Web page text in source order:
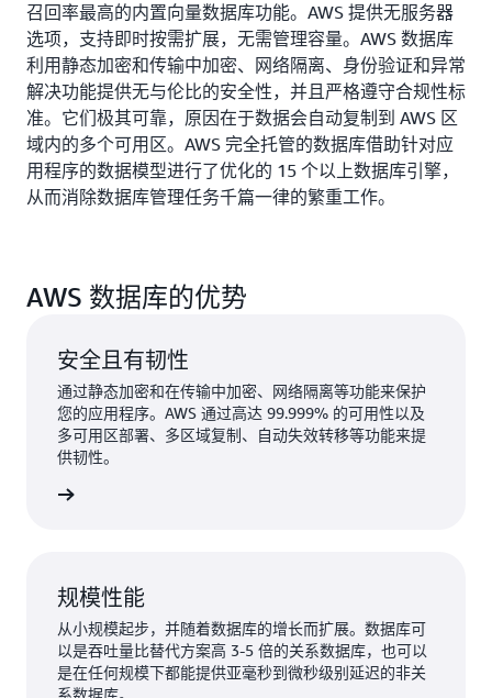
召回率最高的内置向量数据库功能。AWS 提供无服务器
选项，支持即时按需扩展，无需管理容量。AWS 数据库
利用静态加密和传输中加密、网络隔离、身份验证和异常
解决功能提供无与伦比的安全性，并且严格遵守合规性标
准。它们极其可靠，原因在于数据会自动复制到 AWS 区
域内的多个可用区。AWS 完全托管的数据库借助针对应
用程序的数据模型进行了优化的 15 个以上数据库引擎，
从而消除数据库管理任务千篇一律的繁重工作。
AWS 数据库的优势
安全且有韧性
通过静态加密和在传输中加密、网络隔离等功能来保护
您的应用程序。AWS 通过高达 99.999% 的可用性以及
多可用区部署、多区域复制、自动失效转移等功能来提
供韧性。
规模性能
从小规模起步，并随着数据库的增长而扩展。数据库可
以是吞吐量比替代方案高 3-5 倍的关系数据库，也可以
是在任何规模下都能提供亚毫秒到微秒级别延迟的非关
系数据库。